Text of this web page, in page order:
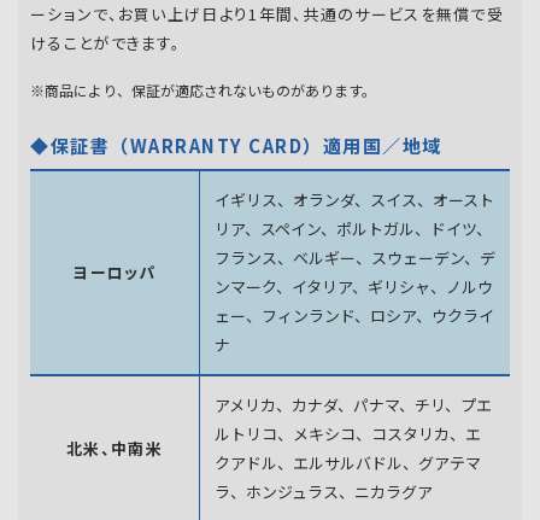
ーションで、お買い上げ日より1年間、共通のサービスを無償で受
けることができます。
※商品により、保証が適応されないものがあります。
◆保証書（WARRANTY CARD）適用国／地域
ヨーロッパ
イギリス、オランダ、スイス、オースト
リア、スペイン、 ポルトガル、ドイツ、
フランス、ベルギー、スウェーデン、 デ
ンマーク、イタリア、ギリシャ、ノルウ
ェー、フィンランド、 ロシア、ウクライ
ナ
北米、中南米
アメリカ、カナダ、パナマ、チリ、プエ
ルトリコ、メキシコ、 コスタリカ、エ
クアドル、エルサルバドル、グアテマ
ラ、 ホンジュラス、ニカラグア